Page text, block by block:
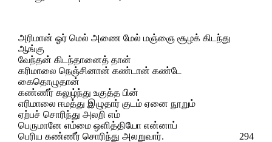
அரிமான் ஓர் மெல் அணை மேல் மஞ்ஞை சூழக் கிடந்து
ஆங்கு
வேந்தன் கிடந்தானைத் தான்
கரிமாலை நெஞ்சினான் கண்டான் கண்டே
கைதொழுதான்
கண்ணீர் கலுழ்ந்து உகுத்த பின்
எரிமாலை ஈமத்து இழுதார் குடம் ஏனை நூறும்
ஏற்பச் சொரிந்து அலறி எம்
பெருமானே எம்மை ஒளித்தியோ என்னாப்
பெரிய கண்ணீர் சொரிந்து அலறுவார்.
294